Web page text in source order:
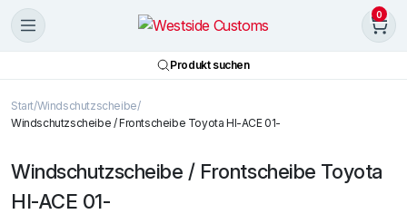
0
Produkt suchen
Start Windschutzscheibe
Windschutzscheibe / Frontscheibe Toyota HI-ACE 01-
Windschutzscheibe / Frontscheibe Toyota
HI-ACE 01-